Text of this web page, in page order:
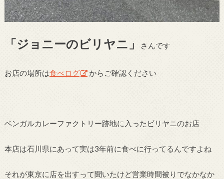
「ジョニーのビリヤニ」 さんです
お店の場所は食べログ からご確認ください
ベンガルカレーファクトリー跡地に入ったビリヤニのお店
本店は石川県にあって実は3年前に食べに行ってるんですよね
それが東京に店を出すって聞いたけど営業時間被りでなかなか